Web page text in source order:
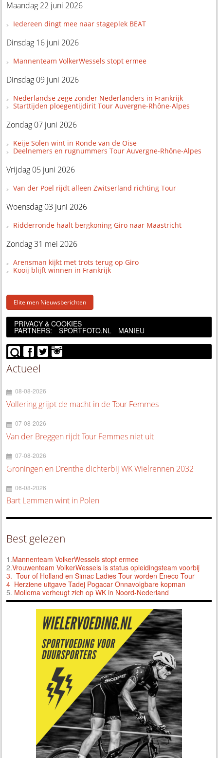
Maandag 22 juni 2026
Iedereen dingt mee naar stageplek BEAT
Dinsdag 16 juni 2026
Mannenteam VolkerWessels stopt ermee
Dinsdag 09 juni 2026
Nederlandse zege zonder Nederlanders in Frankrijk
Starttijden ploegentijdirit Tour Auvergne-Rhône-Alpes
Zondag 07 juni 2026
Keije Solen wint in Ronde van de Oise
Deelnemers en rugnummers Tour Auvergne-Rhône-Alpes
Vrijdag 05 juni 2026
Van der Poel rijdt alleen Zwitserland richting Tour
Woensdag 03 juni 2026
Ridderronde haalt bergkoning Giro naar Maastricht
Zondag 31 mei 2026
Arensman kijkt met trots terug op Giro
Kooij blijft winnen in Frankrijk
Elite men Nieuwsberichten
PRIVACY & COOKIES
PARTNERS: SPORTFOTO.NL MANIEU
Actueel
08-08-2026
Vollering grijpt de macht in de Tour Femmes
07-08-2026
Van der Breggen rijdt Tour Femmes niet uit
07-08-2026
Groningen en Drenthe dichterbij WK Wielrennen 2032
06-08-2026
Bart Lemmen wint in Polen
Best gelezen
1.Mannenteam VolkerWessels stopt ermee
2.Vrouwenteam VolkerWessels is status opleidingsteam voorbij
3. Tour of Holland en Simac Ladies Tour worden Eneco Tour
4 Herziene uitgave Tadej Pogacar Onnavolgbare kopman
5. Mollema verheugt zich op WK in Noord-Nederland